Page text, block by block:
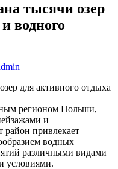
тысячи озер
водного
регионом Польши,
и
привлекает
водных
различными видами
условиями.